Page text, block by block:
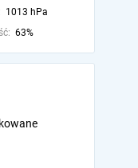
1013 hPa
63%